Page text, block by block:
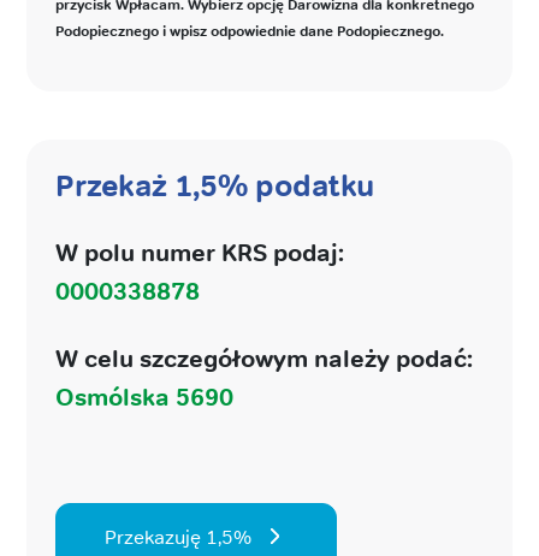
przycisk Wpłacam. Wybierz opcję Darowizna dla konkretnego
Podopiecznego i wpisz odpowiednie dane Podopiecznego.
Przekaż 1,5% podatku
W polu numer KRS podaj:
0000338878
W celu szczegółowym należy podać:
Osmólska 5690
Przekazuję 1,5%